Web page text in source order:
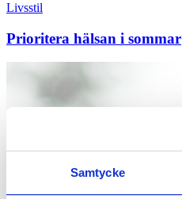
Samtycke
Livsstil
Prioritera hälsan i sommar